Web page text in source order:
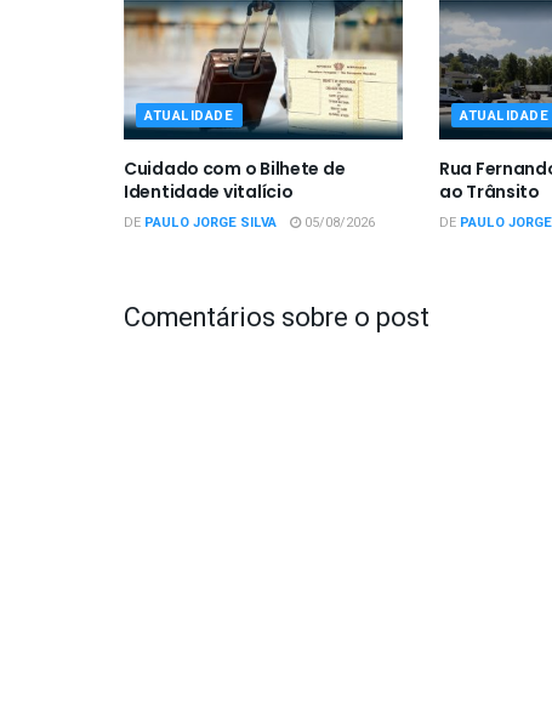
ATUALIDADE
Cuidado com o Bilhete de
Identidade vitalício
DE PAULO JORGE SILVA 05/08/2026
ATUALIDADE
Rua
ao Trânsito
DE PAULO
Comentários sobre o post